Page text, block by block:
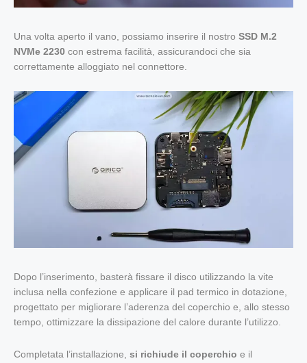
Una volta aperto il vano, possiamo inserire il nostro SSD M.2
NVMe 2230 con estrema facilità, assicurandoci che sia
correttamente alloggiato nel connettore.
Dopo l’inserimento, basterà fissare il disco utilizzando la vite
inclusa nella confezione e applicare il pad termico in dotazione,
progettato per migliorare l’aderenza del coperchio e, allo stesso
tempo, ottimizzare la dissipazione del calore durante l’utilizzo.
Completata l’installazione, si richiude il coperchio e il